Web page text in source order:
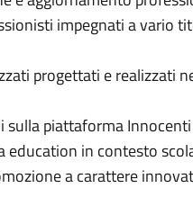
impegnati a vario
progettati e realizzati
piattaforma
in contesto
a carattere